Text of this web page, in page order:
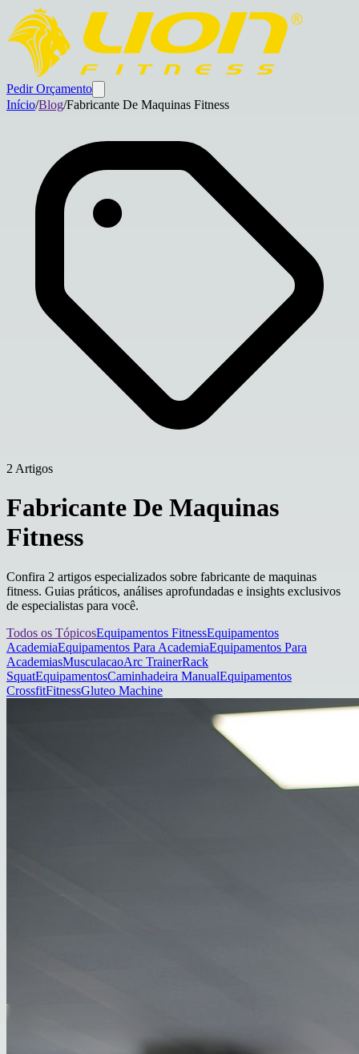
Pedir Orçamento
Início/Blog/Fabricante De Maquinas Fitness
2 Artigos
Fabricante De Maquinas
Fitness
Confira 2 artigos especializados sobre fabricante de maquinas
fitness. Guias práticos, análises aprofundadas e insights exclusivos
de especialistas para você.
Todos os TópicosEquipamentos FitnessEquipamentos
AcademiaEquipamentos Para AcademiaEquipamentos Para
AcademiasMusculacaoArc TrainerRack
SquatEquipamentosCaminhadeira ManualEquipamentos
CrossfitFitnessGluteo Machine